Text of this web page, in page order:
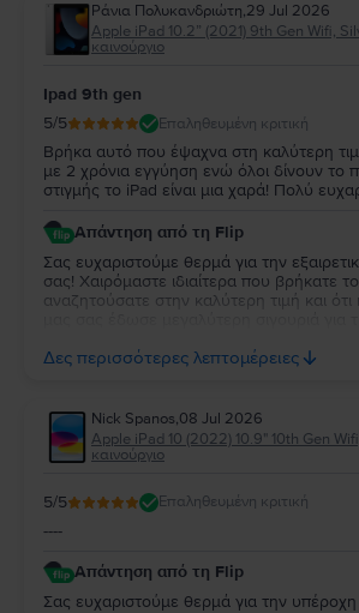
Ράνια Πολυκανδριώτη,29 Jul 2026
Apple iPad 10.2” (2021) 9th Gen Wifi,
καινούργιο
Ipad 9th gen
5/5 Επαληθευμένη κριτική
Βρήκα αυτό που έψαχνα στη καλύτερη
με 2 χρόνια εγγύηση ενώ όλοι δίνουν το
στιγμής το iPad είναι μια χαρά! Πολύ
Απάντηση από τη Flip
Σας ευχαριστούμε θερμά για την
σας! Χαιρόμαστε ιδιαίτερα που βρήκατε
αναζητούσατε στην καλύτερη τιμή και
να την απολαύσετε για πολύ καιρό.
Δες περισσότερες λεπτομέρειες
Nick Spanos,08 Jul 2026
Apple iPad 10 (2022) 10.9" 10th Gen
καινούργιο
5/5 Επαληθευμένη κριτική
----
Απάντηση από τη Flip
Σας ευχαριστούμε θερμά για την